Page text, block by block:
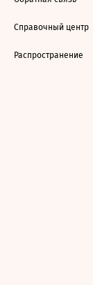
Справочный центр
Распространение